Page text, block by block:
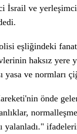
İsrail ve
eşliğindeki
haksız yere
yasa ve normları
önde
yalanladı."